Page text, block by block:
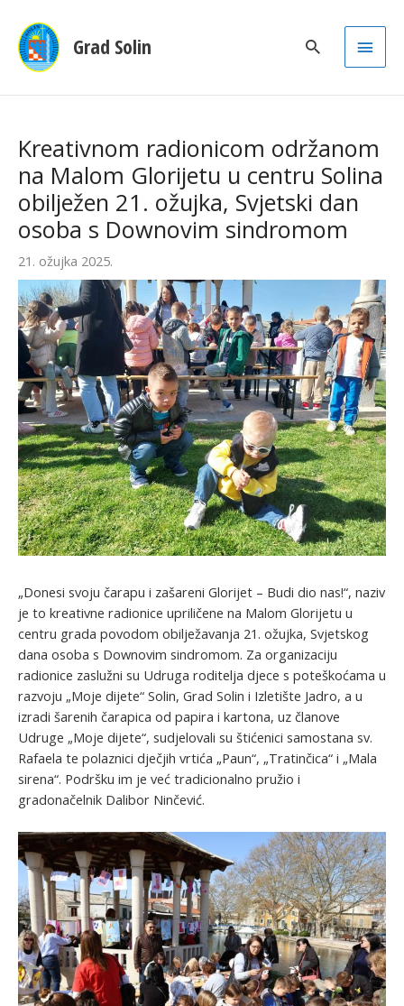
Grad Solin
Main
Kreativnom radionicom održanom
na Malom Glorijetu u centru Solina
obilježen 21. ožujka, Svjetski dan
osoba s Downovim sindromom
21. ožujka 2025.
„Donesi svoju čarapu i zašareni Glorijet – Budi dio nas!“, naziv
je to kreativne radionice upriličene na Malom Glorijetu u
centru grada povodom obilježavanja 21. ožujka, Svjetskog
dana osoba s Downovim sindromom. Za organizaciju
radionice zaslužni su Udruga roditelja djece s poteškoćama u
razvoju „Moje dijete“ Solin, Grad Solin i Izletište Jadro, a u
izradi šarenih čarapica od papira i kartona, uz članove
Udruge „Moje dijete“, sudjelovali su štićenici samostana sv.
Rafaela te polaznici dječjih vrtića „Paun“, „Tratinčica“ i „Mala
sirena“. Podršku im je već tradicionalno pružio i
gradonačelnik Dalibor Ninčević.